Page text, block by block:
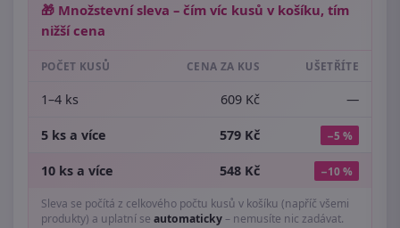
🎁 Množstevní sleva – čím víc kusů v košíku, tím
nižší cena
POČET KUSŮ CENA ZA KUS UŠETŘÍTE
1–4 ks 609 Kč —
5 ks a více 579 Kč −5 %
10 ks a více 548 Kč −10 %
Sleva se počítá z celkového počtu kusů v košíku (napříč všemi
produkty) a uplatní se automaticky– nemusíte nic zadávat.